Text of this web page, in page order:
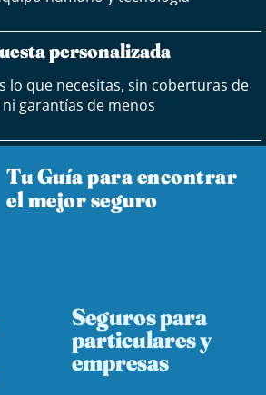
personalizada
lo que necesitas, sin coberturas de
ni garantías de menos
Tu Guía para encontrar
el mejor seguro
Seguros para
particulares y
empresas